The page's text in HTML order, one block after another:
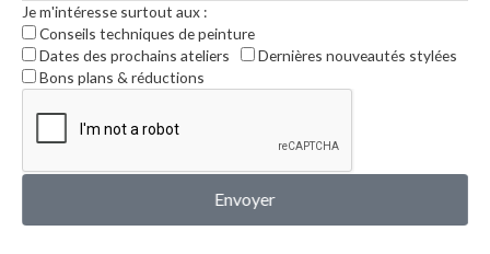
Je m'intéresse surtout aux :
Conseils techniques de peinture
Dates des prochains ateliers
Dernières nouveautés stylées
Bons plans & réductions
Envoyer